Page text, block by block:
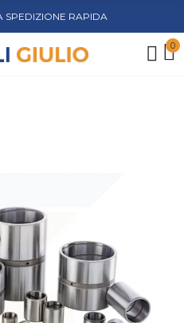
SPEDIZIONE RAPIDA
0